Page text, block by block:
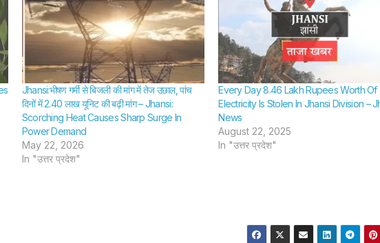
Jhansi:भीषण गर्मी से बिजली की मांग में तेज उछाल, पांच
दिनों में 2.40 लाख यूनिट की बढ़ी मांग – Jhansi:
Scorching Heat Causes Sharp Surge In
Power Demand
May 22, 2026
In "उत्तर प्रदेश"
Every Day 8.46 Lakh Rupees Worth Of
Electricity Is Stolen In Jhansi Division –
News
August 22, 2025
In "उत्तर प्रदेश"
Under